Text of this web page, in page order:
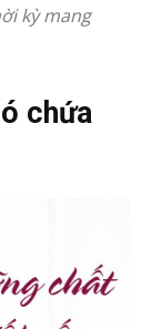
kỳ mang
chứa